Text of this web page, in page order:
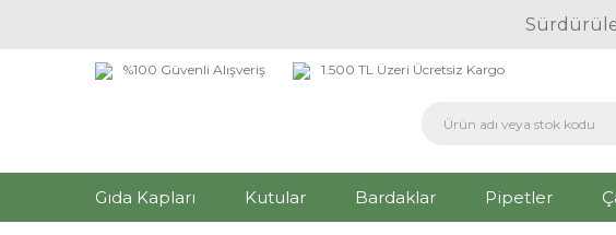
%100 Güvenli Alışveriş 1.500 TL Üzeri Ücretsiz Kargo
Gıda Kapları Kutular Bardaklar Pipetler